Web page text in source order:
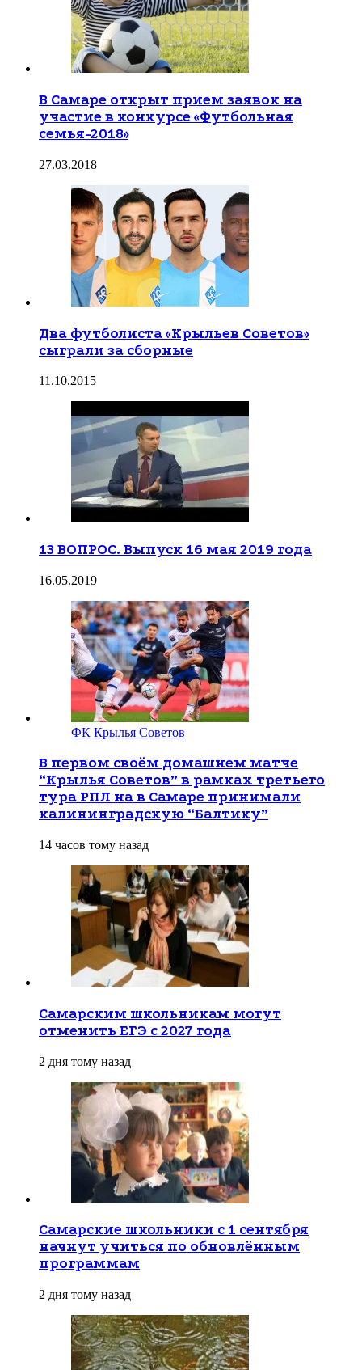
В Самаре открыт прием заявок на
участие в конкурсе «Футбольная
семья-2018»
27.03.2018
Два футболиста «Крыльев Советов»
сыграли за сборные
11.10.2015
13 ВОПРОС. Выпуск 16 мая 2019 года
16.05.2019
ФК Крылья Советов
В первом своём домашнем матче
“Крылья Советов” в рамках третьего
тура РПЛ на в Самаре принимали
калининградскую “Балтику”
14 часов тому назад
Самарским школьникам могут
отменить ЕГЭ с 2027 года
2 дня тому назад
Самарские школьники с 1 сентября
начнут учиться по обновлённым
программам
2 дня тому назад